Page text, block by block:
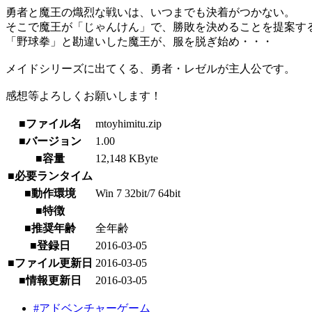
勇者と魔王の熾烈な戦いは、いつまでも決着がつかない。
そこで魔王が「じゃんけん」で、勝敗を決めることを提案す
「野球拳」と勘違いした魔王が、服を脱ぎ始め・・・
メイドシリーズに出てくる、勇者・レゼルが主人公です。
感想等よろしくお願いします！
■ファイル名
mtoyhimitu.zip
■バージョン
1.00
■容量
12,148 KByte
■必要ランタイム
■動作環境
Win 7 32bit/7 64bit
■特徴
■推奨年齢
全年齢
■登録日
2016-03-05
■ファイル更新日 2016-03-05
■情報更新日
2016-03-05
#アドベンチャーゲーム